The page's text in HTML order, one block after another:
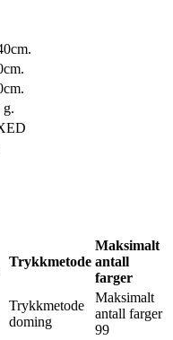
g.
Trykkmetode
Maksimalt
antall
farger
Trykkmetode
doming
Maksimalt
antall farger
99